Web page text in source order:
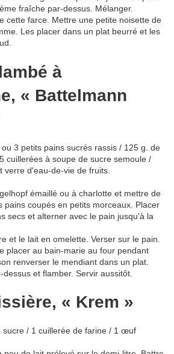
fraîche par-dessus. Mélanger.
cette farce. Mettre une petite noisette de
Les placer dans un plat beurré et les
à
« Battelmann
3 petits pains sucrés rassis / 125 g. de
cuillerées à soupe de sucre semoule /
verre d'eau-de-vie de fruits.
émaillé ou à charlotte et mettre de
pains coupés en petits morceaux. Placer
secs et alterner avec le pain jusqu'à la
et le lait en omelette. Verser sur le pain.
placer au bain-marie au four pendant
renverser le mendiant dans un plat.
et flamber. Servir aussitôt.
« Krem »
sucre / 1 cuillerée de farine / 1 œuf